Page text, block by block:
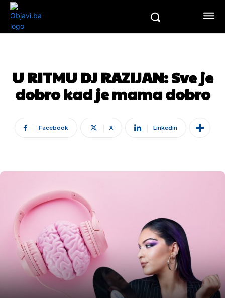
U RITMU DJ RAZIJAN: Sve je
dobro kad je mama dobro
Facebook X Linkedin